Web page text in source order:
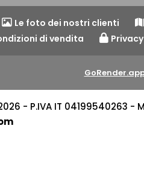
Le foto dei nostri clienti
di vendita
2026 - P.IVA IT